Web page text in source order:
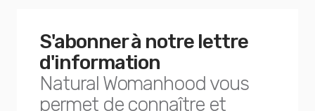
S'abonner à notre lettre
d'information
Natural Womanhood vous
permet de connaître et